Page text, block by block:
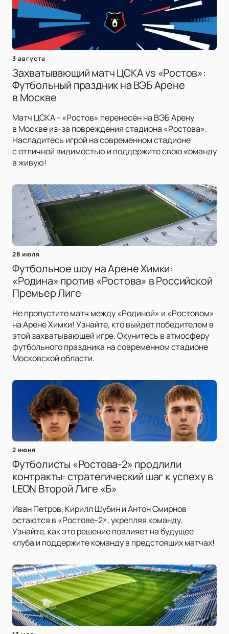
3 августа
Захватывающий матч ЦСКА vs «Ростов»:
Футбольный праздник на ВЭБ Арене
в Москве
Матч ЦСКА - «Ростов» перенесён на ВЭБ Арену
в Москве из-за повреждения стадиона «Ростова».
Насладитесь игрой на современном стадионе
с отличной видимостью и поддержите свою команду
в живую!
28 июля
Футбольное шоу на Арене Химки:
«Родина» против «Ростова» в Российской
Премьер Лиге
Не пропустите матч между «Родиной» и «Ростовом»
на Арене Химки! Узнайте, кто выйдет победителем в
этой захватывающей игре. Окунитесь в атмосферу
футбольного праздника на современном стадионе
Московской области.
2 июня
Футболисты «Ростова-2» продлили
контракты: стратегический шаг к успеху в
LEON Второй Лиге «Б»
Иван Петров, Кирилл Шубин и Антон Смирнов
остаются в «Ростове-2», укрепляя команду.
Узнайте, как это решение повлияет на будущее
клуба и поддержите команду в предстоящих матчах!